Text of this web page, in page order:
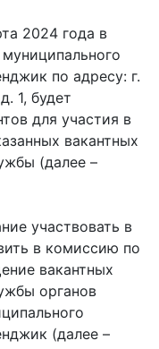
2024 года в
по адресу: г.
1, будет
для участия в
вакантных
(далее –
участвовать в
в комиссию по
вакантных
органов
(далее –